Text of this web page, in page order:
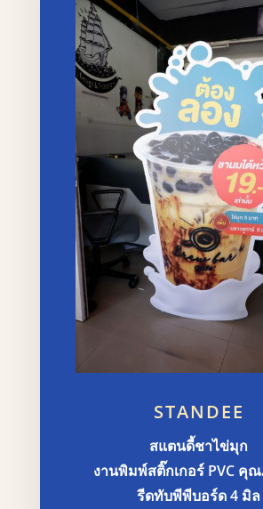
STANDEE
สแตนดี้ชาไข่มุก
งานพิมพ์สติ๊กเกอร์ PVC คุ
รีดทับพีพีบอร์ด 4 มิล